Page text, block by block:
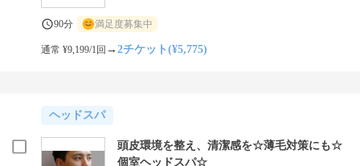
90分 満足度募集中
通常 ¥9,199/1回 →2チケット(¥5,775)
ヘッドスパ
頭皮環境を整え、清潔感を☆薄毛対策にも☆
個室ヘッドスパ☆